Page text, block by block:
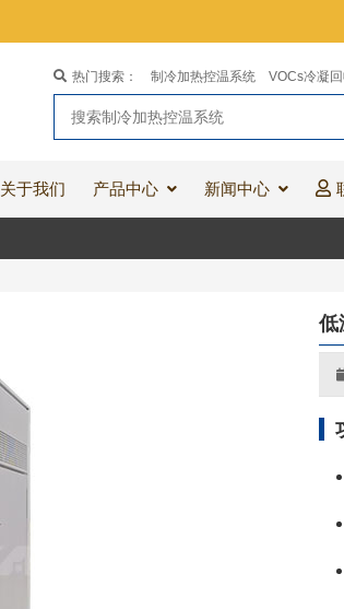
热门搜索： 制冷加热控温系统 VOCs冷凝
关于我们 产品中心 新闻中心
低